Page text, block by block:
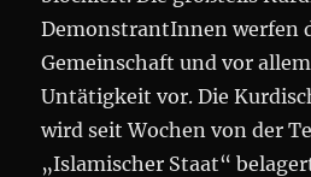
DemonstrantInnen werfen
Gemeinschaft und vor
Untätigkeit vor. Die
wird seit Wochen von der
„Islamischer Staat“